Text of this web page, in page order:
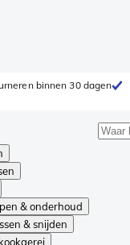
binnen 30 dagen
& onderhoud
& snijden